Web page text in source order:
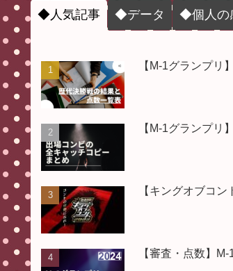
ユリカ/ママタルト/ジョ
ム・ブラウン/エバース/
ヤーレンズ】 #M1グラ
ンプリ
ランプ
人的な感想 &採点【審査
ント
ム順位予想＆ウケ量チェ
#M1グランプリ #M1グ
ランプリ敗者復活戦
感想と審査&
THE_W
◆人気記事 ◆データ ◆個人の
【M-1グランプリ
【M-1グランプリ
【キングオブコ
【審査・点数】